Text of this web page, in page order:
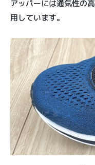
アッパーには通気性の
用しています。